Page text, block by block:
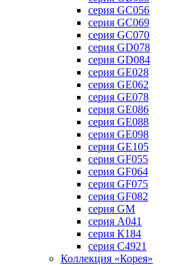
серия GC056
серия GC069
серия GC070
серия GD078
серия GD084
серия GE028
серия GE062
серия GE078
серия GE086
серия GE088
серия GE098
серия GE105
серия GF055
серия GF064
серия GF075
серия GF082
серия GM
серия А041
серия К184
серия С4921
Коллекция «Корея»